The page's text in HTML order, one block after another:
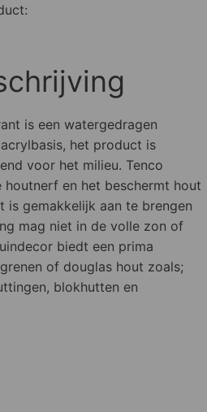
is een watergedragen
het product is
voor het milieu. Tenco
en het beschermt hout
is gemakkelijk aan te brengen
mag niet in de volle zon of
biedt een prima
of douglas hout zoals;
blokhutten en